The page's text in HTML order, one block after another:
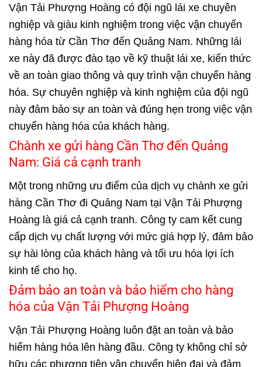
Vận Tải Phượng Hoàng có đội ngũ lái xe chuyên
nghiệp và giàu kinh nghiệm trong việc vận chuyển
hàng hóa từ Cần Thơ đến Quảng Nam. Những lái
xe này đã được đào tạo về kỹ thuật lái xe, kiến thức
về an toàn giao thông và quy trình vận chuyển hàng
hóa. Sự chuyên nghiệp và kinh nghiệm của đội ngũ
này đảm bảo sự an toàn và đúng hẹn trong việc vận
chuyển hàng hóa của khách hàng.
Chành xe gửi hàng Cần Thơ đến Quảng
Nam: Giá cả cạnh tranh
Một trong những ưu điểm của dịch vụ chành xe gửi
hàng Cần Thơ đi Quảng Nam tại Vận Tải Phượng
Hoàng là giá cả cạnh tranh. Công ty cam kết cung
cấp dịch vụ chất lượng với mức giá hợp lý, đảm bảo
sự hài lòng của khách hàng và tối ưu hóa lợi ích
kinh tế cho họ.
Đảm bảo an toàn và bảo hiểm cho hàng
hóa của Vận Tải Phượng Hoàng
Vận Tải Phượng Hoàng luôn đặt an toàn và bảo
hiểm hàng hóa lên hàng đầu. Công ty không chỉ sở
hữu các phương tiện vận chuyển hiện đại và đảm